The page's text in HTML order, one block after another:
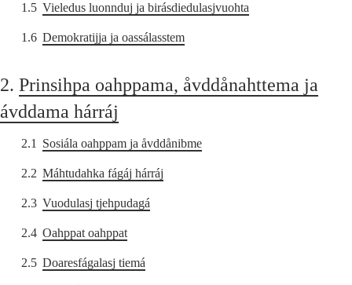
1.5 Vieledus luonnduj ja birásdiedulasjvuohta
1.6 Demokratijja ja oassálasstem
2. Prinsihpa oahppama, åvddånahttema ja
ávddama hárráj
2.1 Sosiála oahppam ja åvddånibme
2.2 Máhtudahka fágáj hárráj
2.3 Vuodulasj tjehpudagá
2.4 Oahppat oahppat
2.5 Doaresfágalasj tiemá